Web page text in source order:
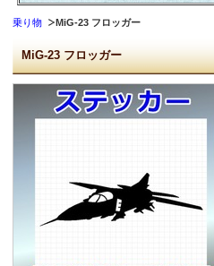
乗り物 MiG-23 フロッガー
MiG-23 フロッガー